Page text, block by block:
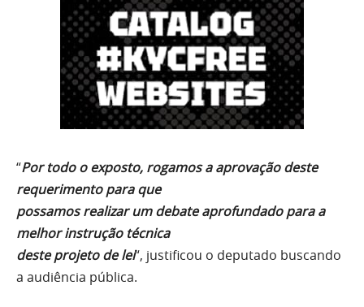
“Por todo o exposto, rogamos a aprovação deste
requerimento para que
possamos realizar um debate aprofundado para a
melhor instrução técnica
deste projeto de lei“, justificou o deputado buscando
a audiência pública.